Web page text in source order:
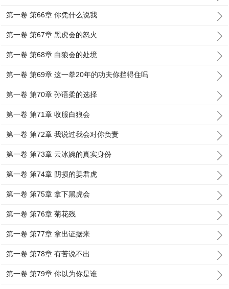
第一卷 第66章 你凭什么说我
第一卷 第67章 黑虎会的怒火
第一卷 第68章 白狼会的处境
第一卷 第69章 这一拳20年的功夫你挡得住吗
第一卷 第70章 孙语柔的选择
第一卷 第71章 收服白狼会
第一卷 第72章 我说过我会对你负责
第一卷 第73章 云冰婉的真实身份
第一卷 第74章 阴损的姜君虎
第一卷 第75章 拿下黑虎会
第一卷 第76章 菊花残
第一卷 第77章 拿出证据来
第一卷 第78章 有苦说不出
第一卷 第79章 你以为你是谁